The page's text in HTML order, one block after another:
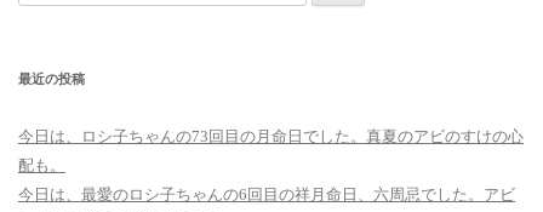
索:
最近の投稿
今日は、ロシ子ちゃんの73回目の月命日でした。真夏のアビのすけの心
配も。
今日は、最愛のロシ子ちゃんの6回目の祥月命日、六周忌でした。アビ